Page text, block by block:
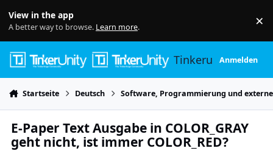
View in the app
A better way to browse. Learn more. ×
TinkerunityAnmelden
Startseite Deutsch Software, Programmierung und
E-Paper Text Ausgabe in COLOR_GRAY
geht nicht, ist immer COLOR_RED?